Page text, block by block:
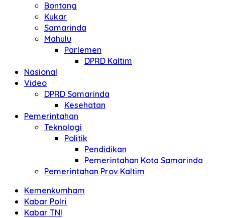
Bontang
Kukar
Samarinda
Mahulu
Parlemen
DPRD Kaltim
Nasional
Video
DPRD Samarinda
Kesehatan
Pemerintahan
Teknologi
Politik
Pendidikan
Pemerintahan Kota Samarinda
Pemerintahan Prov Kaltim
Kemenkumham
Kabar Polri
Kabar TNI